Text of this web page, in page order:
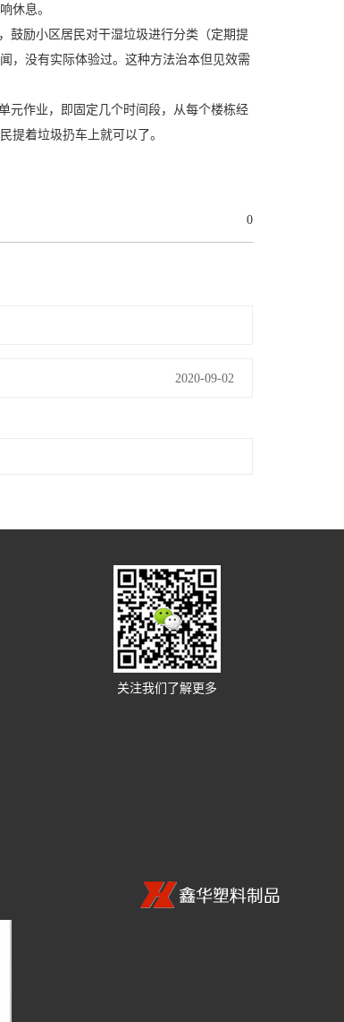
休息。
鼓励小区居民对干湿垃圾进行分类（定期提
，没有实际体验过。这种方法治本但见效需
元作业，即固定几个时间段，从每个楼栋经
提着垃圾扔车上就可以了。
0
2020-09-02
关注我们了解更多